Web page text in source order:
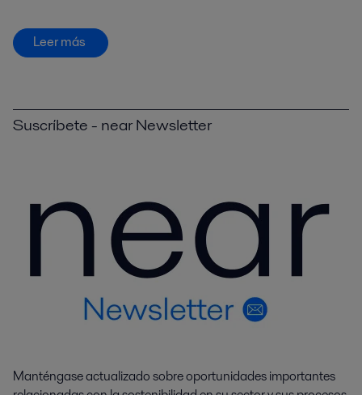
Leer más
Suscríbete - near Newsletter
Manténgase actualizado sobre oportunidades importantes